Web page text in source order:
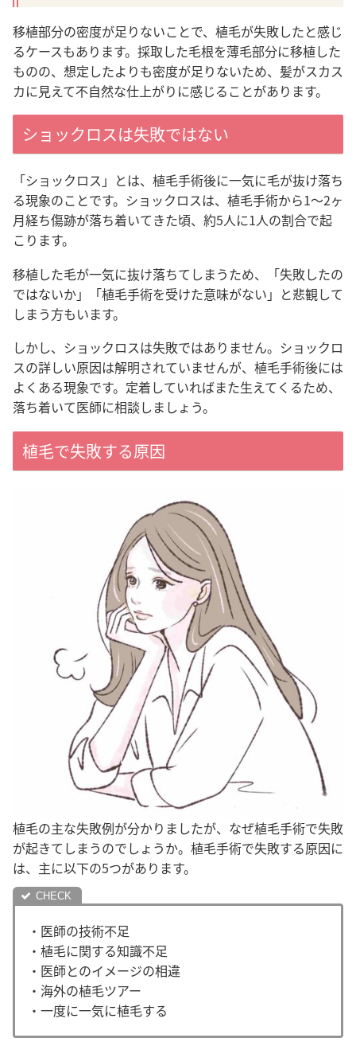
移植部分の密度が足りないことで、植毛が失敗したと感じ
るケースもあります。採取した毛根を薄毛部分に移植した
ものの、想定したよりも密度が足りないため、髪がスカス
カに見えて不自然な仕上がりに感じることがあります。
ショックロスは失敗ではない
「ショックロス」とは、植毛手術後に一気に毛が抜け落ち
る現象のことです。ショックロスは、植毛手術から1〜2ヶ
月経ち傷跡が落ち着いてきた頃、約5人に1人の割合で起
こります。
移植した毛が一気に抜け落ちてしまうため、「失敗したの
ではないか」「植毛手術を受けた意味がない」と悲観して
しまう方もいます。
しかし、ショックロスは失敗ではありません。ショックロ
スの詳しい原因は解明されていませんが、植毛手術後には
よくある現象です。定着していればまた生えてくるため、
落ち着いて医師に相談しましょう。
植毛で失敗する原因
植毛の主な失敗例が分かりましたが、なぜ植毛手術で失敗
が起きてしまうのでしょうか。植毛手術で失敗する原因に
は、主に以下の5つがあります。
・医師の技術不足
・植毛に関する知識不足
・医師とのイメージの相違
・海外の植毛ツアー
・一度に一気に植毛する